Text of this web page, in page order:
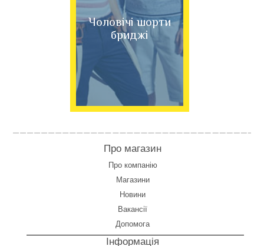
Чоловічі шорти
бриджі
Про магазин
Про компанію
Магазини
Новини
Вакансії
Допомога
Інформація